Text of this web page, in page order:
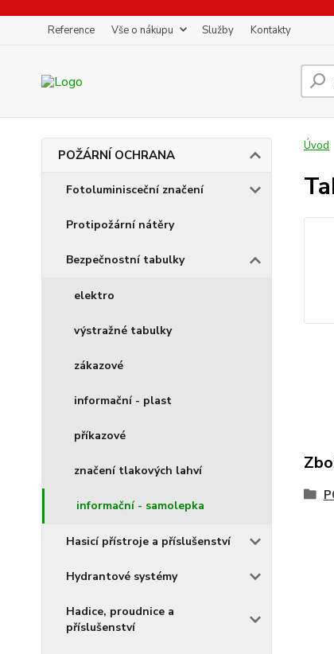
Reference Vše o nákupu Služby Kontakty
POŽÁRNÍ OCHRANA
Fotoluminisceční značení
Protipožární nátěry
Bezpečnostní tabulky
elektro
výstražné tabulky
zákazové
informační - plast
příkazové
značení tlakových lahví
informační - samolepka
Hasicí přístroje a příslušenství
Hydrantové systémy
Hadice, proudnice a
příslušenství
Úvod